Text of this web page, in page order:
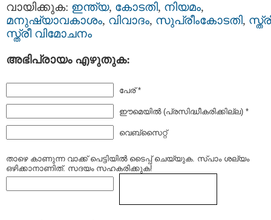
വായിക്കുക: ഇന്ത്യ, കോടതി, നിയമം,
മനുഷ്യാവകാശം, വിവാദം, സുപ്രീംകോടതി,
സ്ത്രീ വിമോചനം
അഭിപ്രായം എഴുതുക:
പേര് *
ഈമെയില്‍ (പ്രസിദ്ധീകരിക്കില്ല) *
വെബ്സൈറ്റ്
താഴെ കാണുന്ന വാക്ക് പെട്ടിയില്‍ ടൈപ്പ്‌ ചെയ്യുക. സ്പാം ശല്യം
ഒഴിക്കാനാണിത്. സദയം സഹകരിക്കുക!